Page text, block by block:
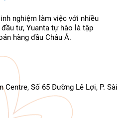
nghiệm làm việc với nhiều
tư, Yuanta tự hào là tập
hàng đầu Châu Á.
Centre, Số 65 Đường Lê Lợi, P. Sài